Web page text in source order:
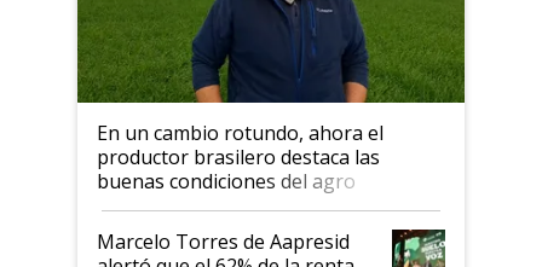
En un cambio rotundo, ahora el
productor brasilero destaca las
buenas condiciones del agro
argentino para invertir: "Los veo
más motivados"
Marcelo Torres de Aapresid